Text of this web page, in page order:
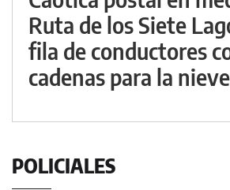
Ruta de los Siete
fila de conductores
cadenas para la nieve
POLICIALES